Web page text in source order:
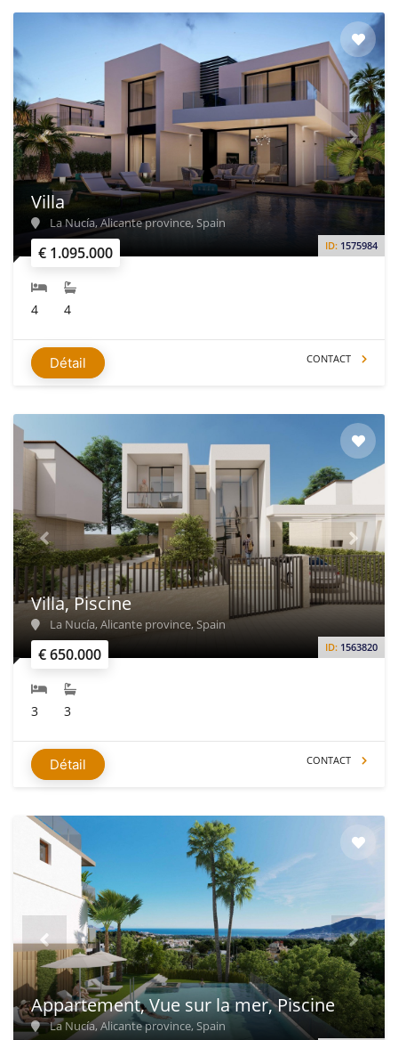
€ 1.095.000 ID: 1575984
Villa
La Nucía, Alicante province, Spain
4 4
Détail CONTACT
€ 650.000 ID: 1563820
Villa, Piscine
La Nucía, Alicante province, Spain
3 3
Détail CONTACT
Appartement, Vue sur la mer, Piscine
La Nucía, Alicante province, Spain